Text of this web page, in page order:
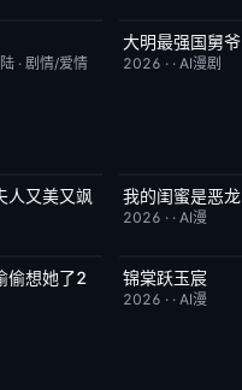
· 剧情/爱情
完结
大明最强国舅爷
2026 · · AI漫剧
9.0
人又美又飒 完结
我的闺蜜是恶龙
2026 · · AI漫
9.0
偷想她了2 完结
锦棠跃玉宸
2026 · · AI漫